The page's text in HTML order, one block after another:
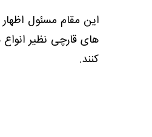
این مقام مسئول
‌های قارچی نظیر
کنند.